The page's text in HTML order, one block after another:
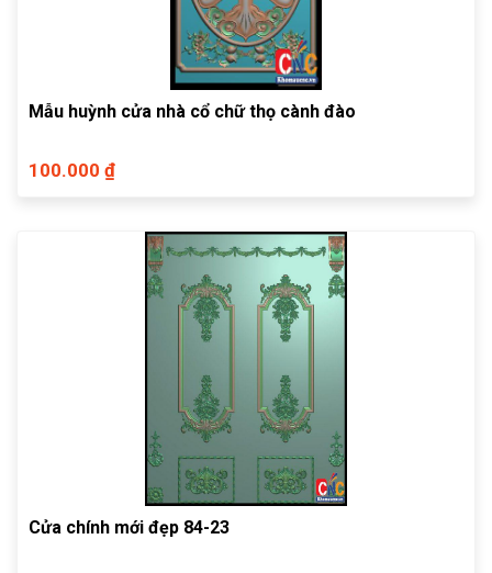
Mẫu huỳnh cửa nhà cổ chữ thọ cành đào
100.000 ₫
Cửa chính mới đẹp 84-23